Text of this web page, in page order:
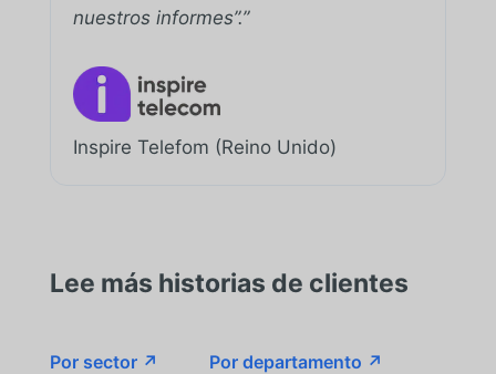
nuestros informes”.”
Inspire Telefom (Reino Unido)
Lee más historias de clientes
Por sector ↗ Por departamento ↗